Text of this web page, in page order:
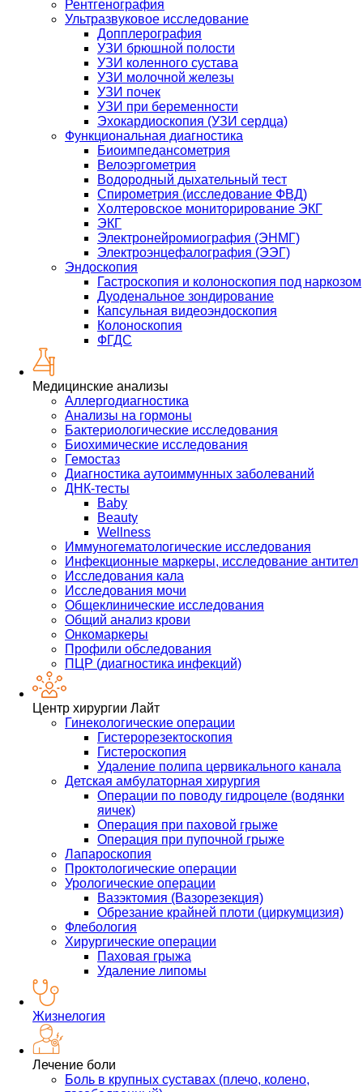
Рентгенография
Ультразвуковое исследование
Допплерография
УЗИ брюшной полости
УЗИ коленного сустава
УЗИ молочной железы
УЗИ почек
УЗИ при беременности
Эхокардиоскопия (УЗИ сердца)
Функциональная диагностика
Биоимпедансометрия
Велоэргометрия
Водородный дыхательный тест
Спирометрия (исследование ФВД)
Холтеровское мониторирование ЭКГ
ЭКГ
Электронейромиография (ЭНМГ)
Электроэнцефалография (ЭЭГ)
Эндоскопия
Гастроскопия и колоноскопия под наркозом
Дуоденальное зондирование
Капсульная видеоэндоскопия
Колоноскопия
ФГДС
Медицинские анализы
Аллергодиагностика
Анализы на гормоны
Бактериологические исследования
Биохимические исследования
Гемостаз
Диагностика аутоиммунных заболеваний
ДНК-тесты
Baby
Beauty
Wellness
Иммуногематологические исследования
Инфекционные маркеры, исследование антител
Исследования кала
Исследования мочи
Общеклинические исследования
Общий анализ крови
Онкомаркеры
Профили обследования
ПЦР (диагностика инфекций)
Центр хирургии Лайт
Гинекологические операции
Гистерорезектоскопия
Гистероскопия
Удаление полипа цервикального канала
Детская амбулаторная хирургия
Операции по поводу гидроцеле (водянки
яичек)
Операция при паховой грыже
Операция при пупочной грыже
Лапароскопия
Проктологические операции
Урологические операции
Вазэктомия (Вазорезекция)
Обрезание крайней плоти (циркумцизия)
Флебология
Хирургические операции
Паховая грыжа
Удаление липомы
Жизнелогия
Лечение боли
Боль в крупных суставах (плечо, колено,